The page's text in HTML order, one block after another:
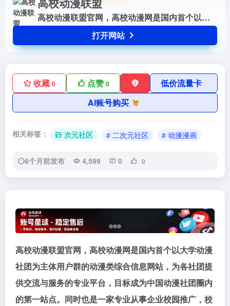
高校动漫联盟官网，高校动漫网是国内首个以大学动漫社团为主体用户群的动漫类综合信息网站，为各社团提供交流与服务的专业平台，目标成为中国动漫社团圈内的第一站点。同时也是一家专业从事企业校园推广，校园营销，品牌推广及校园媒体整合的文化传播组织，服务涉及校园活动执行，校园场地租赁，活动执行，活动策划等。
打开网站
收藏 0 点赞0
低价流量卡
AI账号购买
相关标签： 次元社区 # 二次元社区 # 动漫漫画
6个月前发布 4,599 0 0
高校动漫联盟官网，高校动漫网是国内首个以大学动漫
社团为主体用户群的动漫类综合信息网站，为各社团提
供交流与服务的专业平台，目标成为中国动漫社团圈内
的第一站点。同时也是一家专业从事企业校园推广，校